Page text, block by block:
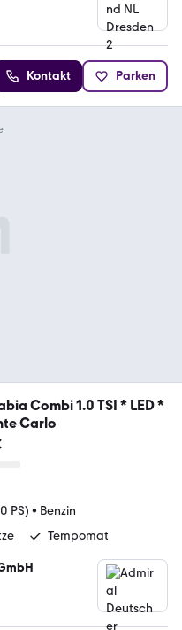
Kontakt Parken
Combi 1.0 TSI * LED *
Carlo
PS) • Benzin
Tempomat